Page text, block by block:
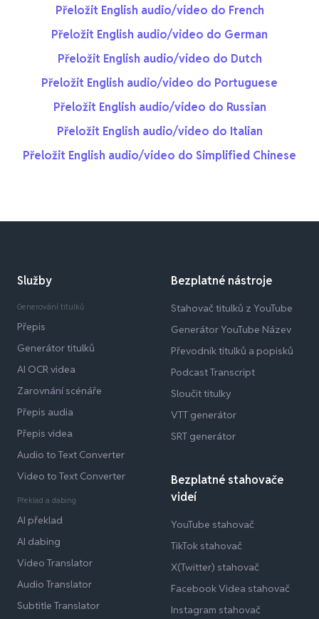
Přeložit English audio/video do French
Přeložit English audio/video do German
Přeložit English audio/video do Dutch
Přeložit English audio/video do Portuguese
Přeložit English audio/video do Russian
Přeložit English audio/video do Italian
Přeložit English audio/video do Simplified Chinese
Služby
Generování titulků
Přepis
Generátor titulků
AI OCR videa
Zarovnání scénáře
Přepis audia
Přepis videa
Audio to Text Converter
Video to Text Converter
Překlad a dabing
AI překlad
AI dabing
Video Translator
Audio Translator
Subtitle Translator
Bezplatné nástroje
Stahovač titulků z YouTube
Generátor YouTube Název
Převodník titulků a popisků
Podcast Transcript
Sloučit titulky
VTT generátor
SRT generátor
Bezplatné stahovače
videí
YouTube stahovač
TikTok stahovač
X(Twitter) stahovač
Facebook Videa stahovač
Instagram stahovač